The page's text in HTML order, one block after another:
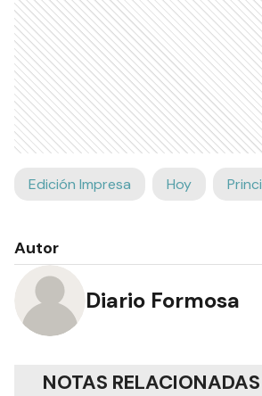
Edición Impresa Hoy
Autor
Diario Formosa
NOTAS RELACIONADAS